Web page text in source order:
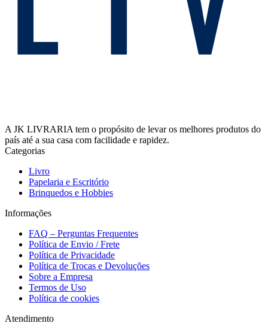
A JK LIVRARIA tem o propósito de levar os melhores produtos do
país até a sua casa com facilidade e rapidez.
Categorias
Livro
Papelaria e Escritório
Brinquedos e Hobbies
Informações
FAQ – Perguntas Frequentes
Política de Envio / Frete
Política de Privacidade
Política de Trocas e Devoluções
Sobre a Empresa
Termos de Uso
Política de cookies
Atendimento